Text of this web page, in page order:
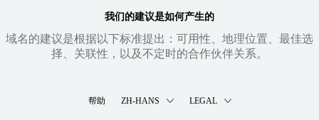
我们的建议是如何产生的
域名的建议是根据以下标准提出：可用性、地理位置、最佳选
择、关联性，以及不定时的合作伙伴关系。
帮助 ZH-HANS LEGAL